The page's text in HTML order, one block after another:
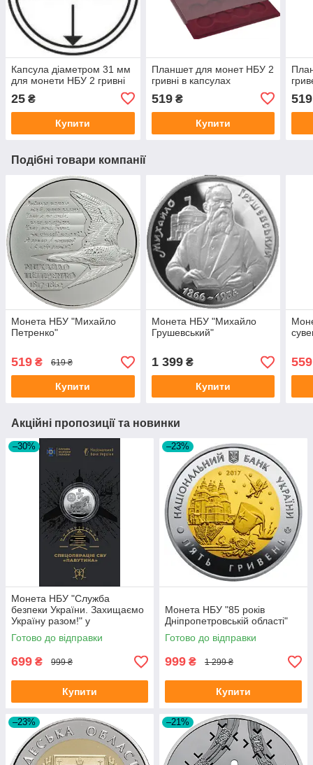
Капсула діаметром 31 мм
для монети НБУ 2 гривні
25 ₴
Купити
Планшет для монет НБУ 2
гривні в капсулах
519₴
Купити
519
Подібні товари компанії
Монета НБУ "Михайло
Петренко"
519 ₴ 619 ₴
Купити
Монета НБУ "Михайло
Грушевський"
1 399₴
Купити
559
Акційні пропозиції та новинки
–30%
Монета НБУ "Служба
безпеки України. Захищаємо
Україну разом!" у
сувенірному пакованні
Готово до відправки
699 ₴ 999 ₴
Купити
–23%
Монета НБУ "85 років
Дніпропетровській області"
Готово до відправки
999 ₴ 1 299 ₴
Купити
–23% –21%